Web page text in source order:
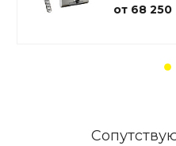
от 68 250